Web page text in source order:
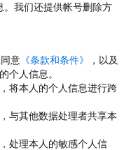
我们还提供帐号删除方
意 《条款和条件》
，以及
个人信息。
将本人的个人信息进行跨
与其他数据处理者共享本
处理本人的敏感个人信